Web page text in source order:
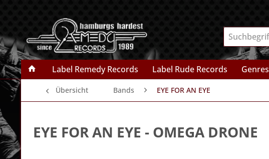
Label Remedy Records Label Rude Records Genres
Übersicht Bands EYE FOR AN EYE
EYE FOR AN EYE - OMEGA DRONE